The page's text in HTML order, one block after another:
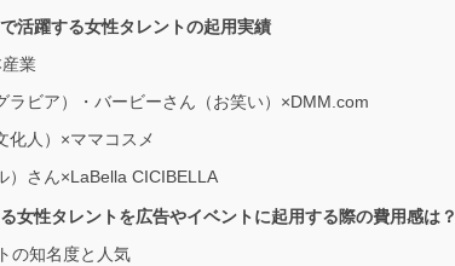
活躍する女性タレントの起用実績
業
ラビア）・バービーさん（お笑い）×DMM.com
化人）×ママコスメ
）さん×LaBella CICIBELLA
女性タレントを広告やイベントに起用する際の費用感は？
の知名度と人気